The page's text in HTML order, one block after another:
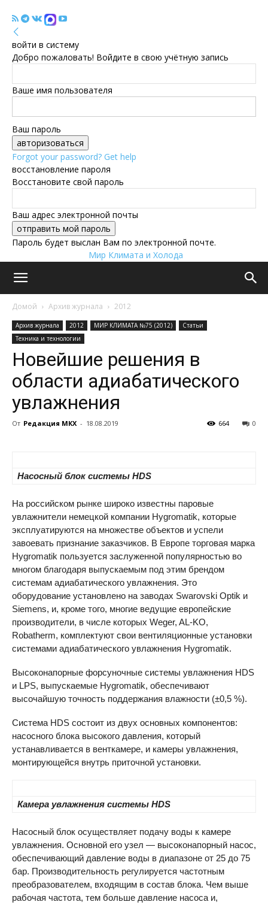
войти в систему
Добро пожаловать! Войдите в свою учётную запись
Ваше имя пользователя
Ваш пароль
Forgot your password? Get help
восстановление пароля
Восстановите свой пароль
Ваш адрес электронной почты
Пароль будет выслан Вам по электронной почте.
Мир Климата и Холода
Домой Архив журнала 2012
Архив журнала 2012 МИР КЛИМАТА №75 (2012)
Статьи
Техника и технологии
Новейшие решения в
области адиабатического
увлажнения
От Редакция МКХ - 18.08.2019 0
664
Насосный блок системы HDS
На российском рынке широко известны паровые
увлажнители немецкой компании Hygromatik, которые
эксплуатируются на множестве объектов и успели
завоевать признание заказчиков. В Европе торговая марка
Hygromatik пользуется заслуженной популярностью во
многом благодаря выпускаемым под этим брендом
системам адиабатического увлажнения. Это
оборудование установлено на заводах Swarovski Optik и
Siemens, и, кроме того, многие ведущие европейские
производители, в числе которых Weger, AL-KO,
Robatherm, комплектуют свои вентиляционные установки
системами адиабатического увлажнения Hygromatik.
Высоконапорные форсуночные системы увлажнения HDS
и LPS, выпускаемые Hygromatik, обеспечивают
высочайшую точность поддержания влажности (±0,5 %).
Система HDS состоит из двух основных компонентов:
насосного блока высокого давления, который
устанавливается в венткамере, и камеры увлажнения,
монтирующейся внутрь приточной установки.
Камера увлажнения системы HDS
Насосный блок осуществляет подачу воды к камере
увлажнения. Основной его узел — высоконапорный насос,
обеспечивающий давление воды в диапазоне от 25 до 75
бар. Производительность регулируется частотным
преобразователем, входящим в состав блока. Чем выше
рабочая частота, тем больше давление насоса и,